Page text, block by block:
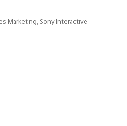
Marketing, Sony Interactive